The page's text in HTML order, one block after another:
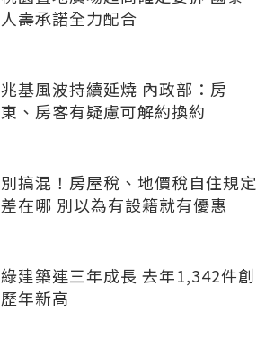
人壽承諾全力配合
兆基風波持續延燒 內政部：房
東、房客有疑慮可解約換約
別搞混！房屋稅、地價稅自住規定
差在哪 別以為有設籍就有優惠
綠建築連三年成長 去年1,342件創
歷年新高